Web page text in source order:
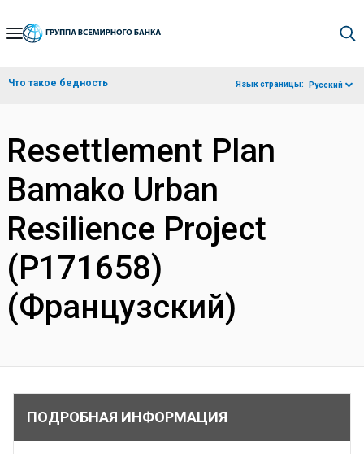
Skip
Navigation
Что такое бедность Язык страницы: Русский
Resettlement Plan
Bamako Urban
Resilience Project
(P171658)
(Французский)
ПОДРОБНАЯ ИНФОРМАЦИЯ